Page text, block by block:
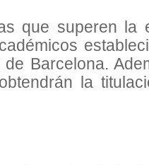
que superen la
de Barcelona.
la